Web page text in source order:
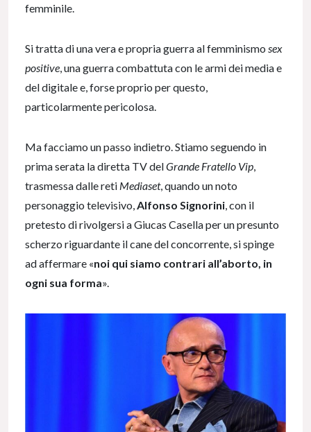
femminile.
Si tratta di una vera e propria guerra al femminismo sex
positive, una guerra combattuta con le armi dei media e
del digitale e, forse proprio per questo,
particolarmente pericolosa.
Ma facciamo un passo indietro. Stiamo seguendo in
prima serata la diretta TV delGrande Fratello Vip,
trasmessa dalle reti Mediaset, quando un noto
personaggio televisivo,Alfonso Signorini, con il
pretesto di rivolgersi a Giucas Casella per un presunto
scherzo riguardante il cane del concorrente, si spinge
ad affermare «noi qui siamo contrari all’aborto, in
ogni sua forma».